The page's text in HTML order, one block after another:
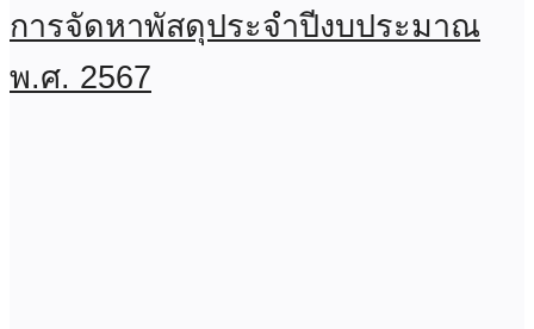
การจัดหาพัสดุประจำปีงบประมาณ
พ.ศ. 2567